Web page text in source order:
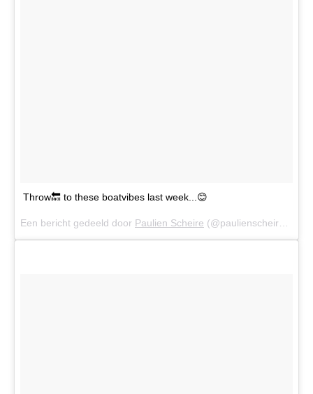
Throw🔙 to these boatvibes last week...😊
Een bericht gedeeld door Paulien Scheire (@paulienscheire) op